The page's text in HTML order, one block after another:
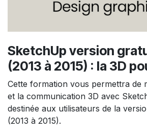
SketchUp version
(2013 à 2015) : la 3D
Cette formation vous permettra de
et la communication 3D avec
destinée aux utilisateurs de la
(2013 à 2015).